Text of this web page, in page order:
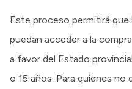
Este proceso permitirá
puedan acceder a la
a favor del Estado
o 15 años. Para quienes